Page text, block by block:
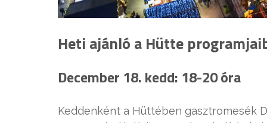
Heti ajánló a Hütte
December 18. kedd: 18-20 óra
Keddenként a Hüttében gasztromesék